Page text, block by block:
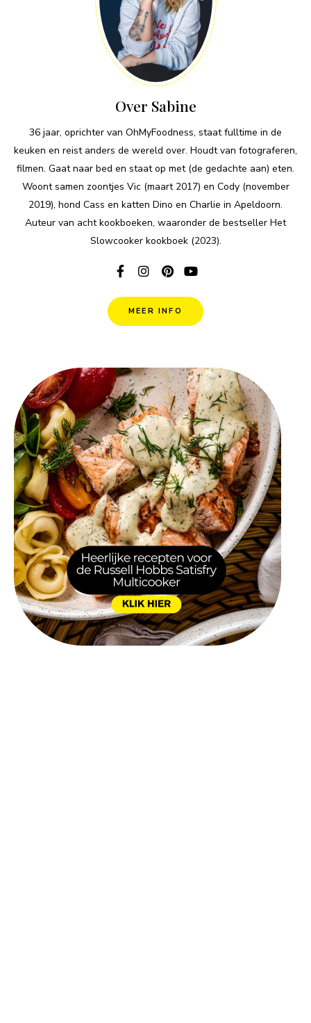
Over Sabine
36 jaar, oprichter van OhMyFoodness, staat fulltime in de
keuken en reist anders de wereld over. Houdt van fotograferen,
filmen. Gaat naar bed en staat op met (de gedachte aan) eten.
Woont samen zoontjes Vic (maart 2017) en Cody (november
2019), hond Cass en katten Dino en Charlie in Apeldoorn.
Auteur van acht kookboeken, waaronder de bestseller Het
Slowcooker kookboek (2023).
MEER INFO